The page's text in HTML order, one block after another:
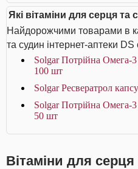
Які вітаміни для серця
Найдорожчими товарами в
та судин інтернет-аптеки DS
Solgar Потрійна
100 шт
Solgar Ресвератрол
Solgar Потрійна
50 шт
Вітаміни для